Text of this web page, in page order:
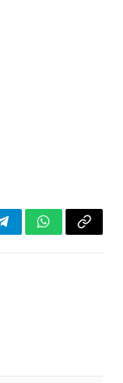
TelegramWhatsApp
Copiar